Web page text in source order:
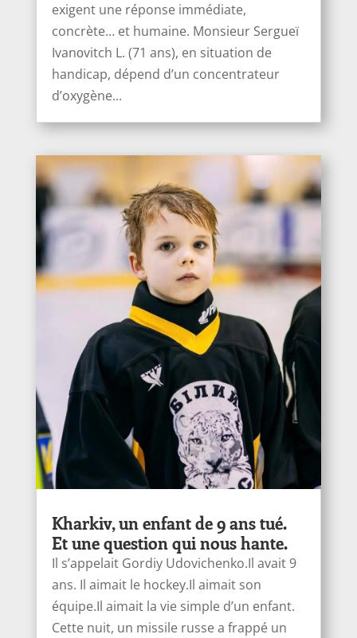
exigent une réponse immédiate,
concrète… et humaine. Monsieur Sergueï
Ivanоvitch L. (71 ans), en situation de
handicap, dépend d’un concentrateur
d’oxygène...
Kharkiv, un enfant de 9 ans tué.
Et une question qui nous hante.
Il s’appelait Gordiy Udovichenko.Il avait 9
ans. Il aimait le hockey.Il aimait son
équipe.Il aimait la vie simple d’un enfant.
Cette nuit, un missile russe a frappé un